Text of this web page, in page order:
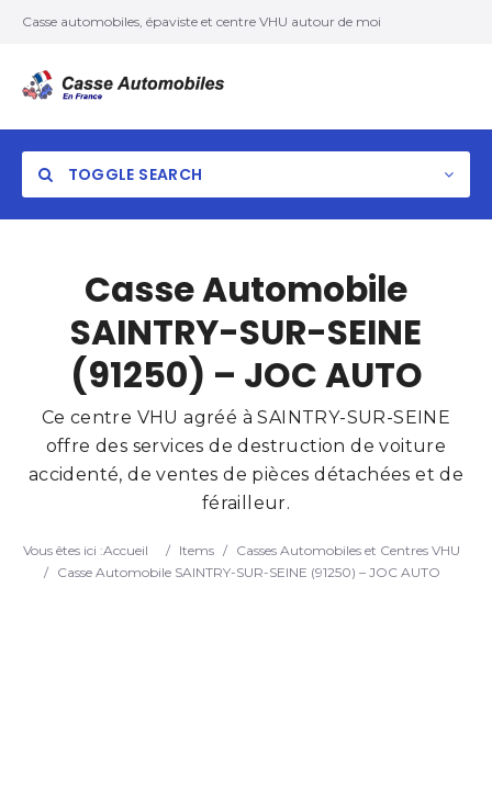
Casse automobiles, épaviste et centre VHU autour de moi
TOGGLE SEARCH
Casse Automobile
SAINTRY-SUR-SEINE
(91250) – JOC AUTO
Ce centre VHU agréé à SAINTRY-SUR-SEINE
offre des services de destruction de voiture
accidenté, de ventes de pièces détachées et de
férailleur.
Vous êtes ici :Accueil / Items / Casses Automobiles et Centres VHU
/
Casse Automobile SAINTRY-SUR-SEINE (91250) – JOC AUTO